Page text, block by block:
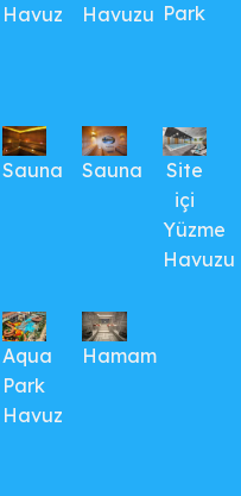
Havuz
Havuzu Park
Sauna Sauna
Site
içi
Yüzme
Havuzu
Aqua
Park
Havuz
Hamam